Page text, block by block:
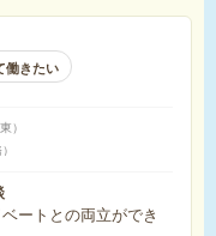
働きたい
ートとの両立ができ